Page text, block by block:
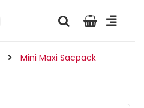
Mini Maxi Sacpack